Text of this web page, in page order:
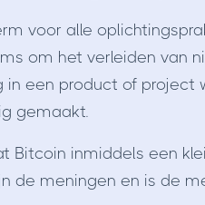
voor alle
om het verleiden van
in een product of project
gemaakt.
Bitcoin inmiddels een
de meningen en is de